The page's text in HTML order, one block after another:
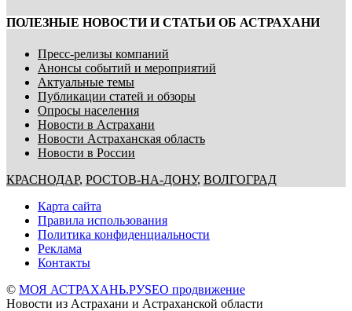
ПОЛЕЗНЫЕ НОВОСТИ И СТАТЬИ ОБ АСТРАХАНИ
Пресс-релизы компаний
Анонсы событий и мероприятий
Актуальные темы
Публикации статей и обзоры
Опросы населения
Новости в Астрахани
Новости Астраханская область
Новости в России
КРАСНОДАР, РОСТОВ-НА-ДОНУ, ВОЛГОГРАД
Карта сайта
Правила использования
Политика конфиденциальности
Реклама
Контакты
© МОЯ АСТРАХАНЬ.РУSEO продвижение
Новости из Астрахани и Астраханской области